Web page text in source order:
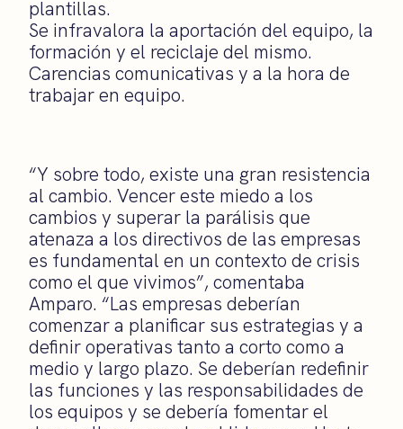
plantillas.
Se infravalora la aportación del equipo, la
formación y el reciclaje del mismo.
Carencias comunicativas y a la hora de
trabajar en equipo.
“Y sobre todo, existe una gran resistencia
al cambio. Vencer este miedo a los
cambios y superar la parálisis que
atenaza a los directivos de las empresas
es fundamental en un contexto de crisis
como el que vivimos”, comentaba
Amparo. “Las empresas deberían
comenzar a planificar sus estrategias y a
definir operativas tanto a corto como a
medio y largo plazo. Se deberían redefinir
las funciones y las responsabilidades de
los equipos y se debería fomentar el